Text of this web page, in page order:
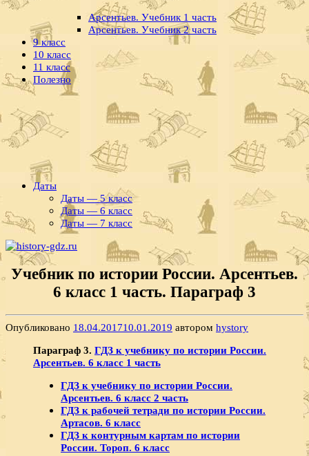
Арсентьев. Учебник 1 часть
Арсентьев. Учебник 2 часть
9 класс
10 класс
11 класс
Полезно
Даты
Даты — 5 класс
Даты — 6 класс
Даты — 7 класс
Учебник по истории России. Арсентьев.
6 класс 1 часть. Параграф 3
Опубликовано 18.04.201710.01.2019 автором hystory
Параграф 3. ГДЗ к учебнику по истории России.
Арсентьев. 6 класс 1 часть
ГДЗ к учебнику по истории России.
Арсентьев. 6 класс 2 часть
ГДЗ к рабочей тетради по истории России.
Артасов. 6 класс
ГДЗ к контурным картам по истории
России. Тороп. 6 класс